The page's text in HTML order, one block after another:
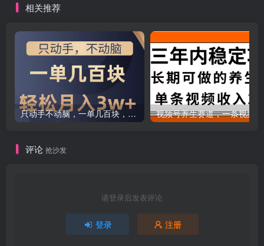
相关推荐
只动手不动脑，一单几百块，轻松月入2w+，看完就能直接操作，详细教程
评论 抢沙发
请登录后发表评论
登录 注册